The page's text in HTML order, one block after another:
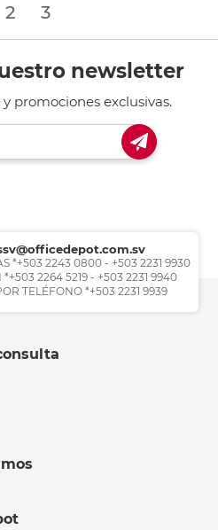
2 3
newsletter
promociones exclusivas.
*+503 2243 0800 - +503 2231 9930
*+503 2264 5219 - +503 2231 9940
TELÉFONO *+503 2231 9939